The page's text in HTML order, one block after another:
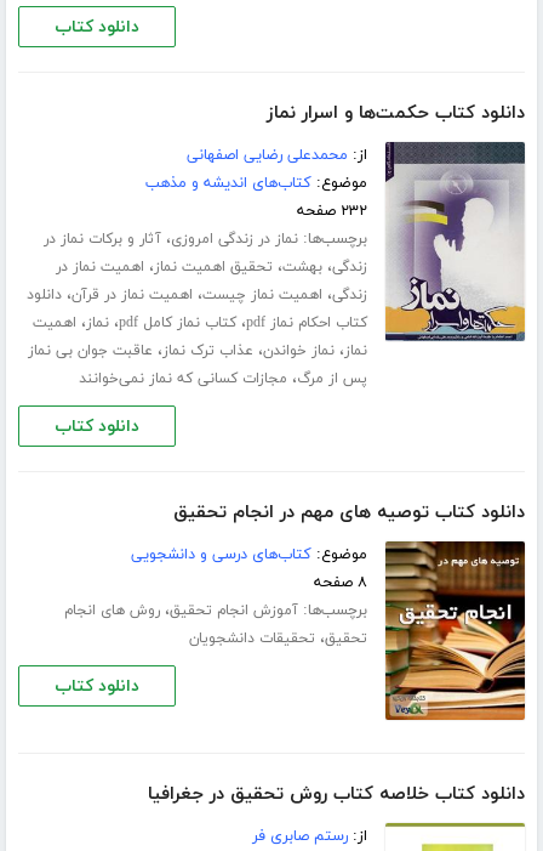
دانلود کتاب
دانلود کتاب حکمت‌ها و اسرار نماز
از: محمدعلی رضایی اصفهانی
موضوع:کتاب‌های اندیشه و مذهب
۲۳۲ صفحه
برچسب‌ها:نماز در زندگی امروزی،آثار و برکات نماز در
زندگی،بهشت، تحقیق اهمیت نماز، اهمیت نماز در
زندگی، اهمیت نماز چیست، اهمیت نماز در قرآن،دانلود
کتاب احکام نماز pdf
،کتاب نماز کامل pdf ،نماز، اهمیت
نماز،نماز خواندن، عذاب ترک نماز، عاقبت جوان بی نماز
پس از مرگ، مجازات کسانی که نماز نمی‌خوانند
دانلود کتاب
دانلود کتاب توصیه های مهم در انجام تحقیق
موضوع:کتاب‌های درسی و دانشجویی
۸ صفحه
برچسب‌ها:آموزش انجام تحقیق،روش های انجام
تحقیق، تحقیقات دانشجویان
دانلود کتاب
دانلود کتاب خلاصه کتاب روش تحقیق در جغرافیا
از:رستم صابری فر